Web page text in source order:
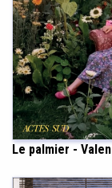
Le palmier -